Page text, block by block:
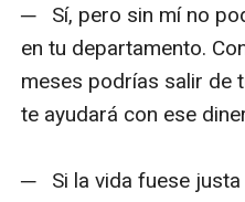
─   Sí, pero sin mí no
en tu departamento.
meses podrías salir de
te ayudará con ese
─   Si la vida fuese